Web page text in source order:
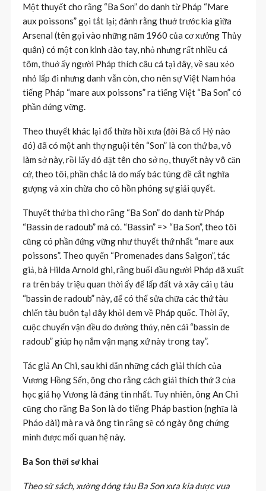
Một thuyết cho rằng “Ba Son” do danh từ Pháp “Mare
aux poissons” gọi tắt lại; đành rằng thuở trước kia giữa
Arsenal (tên gọi vào những năm 1960 của cơ xưởng Thủy
quân) có một con kinh đào tay, nhỏ nhưng rất nhiều cá
tôm, thuở ấy người Pháp thích câu cá tại đây, về sau xẻo
nhỏ lấp đi nhưng danh vẫn còn, cho nên sự Việt Nam hóa
tiếng Pháp “mare aux poissons” ra tiếng Việt “Ba Son” có
phần đứng vững.
Theo thuyết khác lại đổ thừa hồi xưa (đời Bà cổ Hỷ nào
đó) đã có một anh thợ nguội tên “Son” là con thứ ba, vô
làm sở này, rồi lấy đó đặt tên cho sở nọ, thuyết này vô căn
cứ, theo tôi, phần chắc là do mấy bác túng đề cắt nghĩa
gượng và xin chừa cho cô hồn phóng sự giải quyết.
Thuyết thứ ba thì cho rằng “Ba Son” do danh từ Pháp
“Bassin de radoub” mà có. “Bassin” => “Ba Son”, theo tôi
cũng có phần đứng vững như thuyết thứ nhất “mare aux
poissons”. Theo quyển “Promenades dans Saigon”, tác
giả, bà Hilda Arnold ghi, rằng buổi đầu người Pháp đã xuất
ra trên bảy triệu quan thời ấy để lấp đất và xây cái ụ tàu
“bassin de radoub” này, để có thể sửa chữa các thứ tàu
chiến tàu buôn tại đây khỏi đem về Pháp quốc. Thời ấy,
cuộc chuyển vận đều do đường thủy, nên cái “bassin de
radoub” giúp họ nắm vận mạng xứ này trong tay”.
Tác giả An Chi, sau khi dẫn những cách giải thích của
Vương Hồng Sển, ông cho rằng cách giải thích thứ 3 của
học giả họ Vương là đáng tin nhất. Tuy nhiên, ông An Chi
cũng cho rằng Ba Son là do tiếng Pháp bastion (nghĩa là
Pháo đài) mà ra và ông tin rằng sẽ có ngày ông chứng
minh được mối quan hệ này.
Ba Son thời sơ khai
Theo sử sách, xưởng đóng tàu Ba Son xưa kia được vua